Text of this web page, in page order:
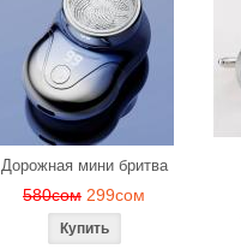
Дорожная мини бритва
580сом 299сом